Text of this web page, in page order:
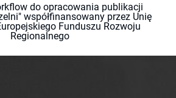
do opracowania publikacji
współfinansowany przez Unię
Funduszu Rozwoju
Regionalnego